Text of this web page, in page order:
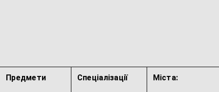
Предмети Спеціалізації Міста: